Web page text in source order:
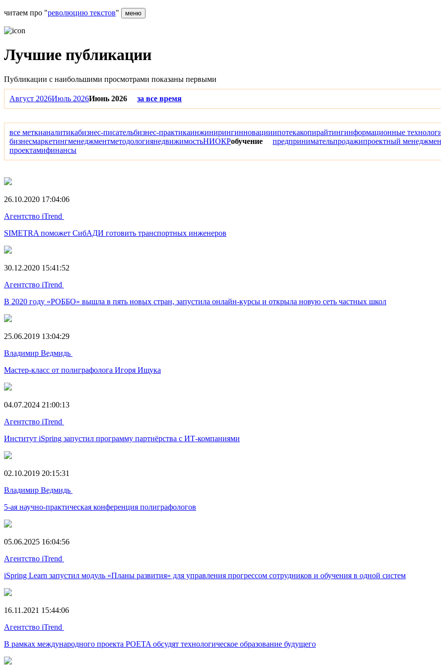
читаем про "революцию текстов" меню
Лучшие публикации
Публикации с наибольшими просмотрами показаны первыми
Август 2026Июль 2026Июнь 2026 за все время
все меткианалитикабизнес-писательбизнес-практикаинжинирингинновацииипотекакопирайтингинформационные
бизнесмаркетингменеджментметодологиянедвижимостьНИОКРобучение предпринимательпродажипроектный
проектамифинансы
26.10.2020 17:04:06
Агентство iTrend
SIMETRA поможет СибАДИ готовить транспортных инженеров
30.12.2020 15:41:52
Агентство iTrend
В 2020 году «РОББО» вышла в пять новых стран, запустила онлайн-курсы и открыла новую сеть частных школ
25.06.2019 13:04:29
Владимир Ведмидь
Мастер-класс от полиграфолога Игоря Ищука
04.07.2024 21:00:13
Агентство iTrend
Институт iSpring запустил программу партнёрства с ИТ-компаниями
02.10.2019 20:15:31
Владимир Ведмидь
5-ая научно-практическая конференция полиграфологов
05.06.2025 16:04:56
Агентство iTrend
iSpring Learn запустил модуль «Планы развития» для управления прогрессом сотрудников и обучения в одной систем
16.11.2021 15:44:06
Агентство iTrend
В рамках международного проекта POETA обсудят технологическое образование будущего